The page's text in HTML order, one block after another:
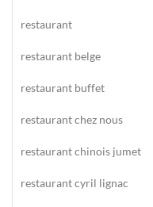
restaurant
restaurant belge
restaurant buffet
restaurant chez nous
restaurant chinois jumet
restaurant cyril lignac